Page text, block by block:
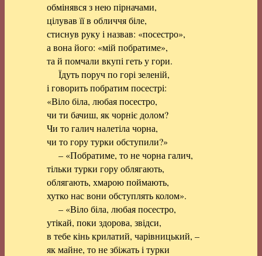
обмінявся з нею пірначами,
цілував її в обличчя біле,
стиснув руку і назвав: «посестро»,
а вона його: «мій побратиме»,
та й помчали вкупі геть у гори.
Їдуть поруч по горі зеленій,
і говорить побратим посестрі:
«Віло біла, любая посестро,
чи ти бачиш, як чорніє долом?
Чи то галич налетіла чорна,
чи то гору турки обступили?»
– «Побратиме, то не чорна галич,
тільки турки гору облягають,
облягають, хмарою поймають,
хутко нас вони обступлять колом».
– «Віло біла, любая посестро,
утікай, поки здорова, звідси,
в тебе кінь крилатий, чарівницький, –
як майне, то не збіжать і турки